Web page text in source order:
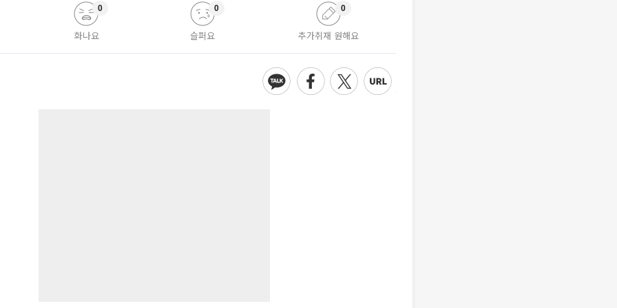
화나요
0
슬퍼요
0
추가취재 원해요
0